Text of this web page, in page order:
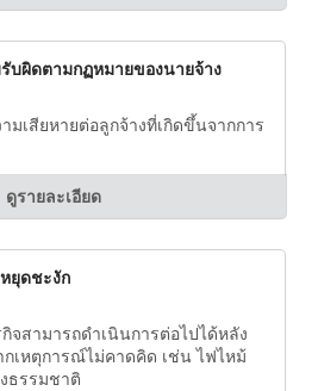
บผิดตามกฏหมายของนายจ้าง
มเสียหายต่อลูกจ้างที่เกิดขึ้นจากการ
ดูรายละเอียด
ยุดชะงัก
จสามารถดำเนินการต่อไปได้หลัง
กเหตุการณ์ไม่คาดคิด เช่น ไฟไหม้
ธรรมชาติ